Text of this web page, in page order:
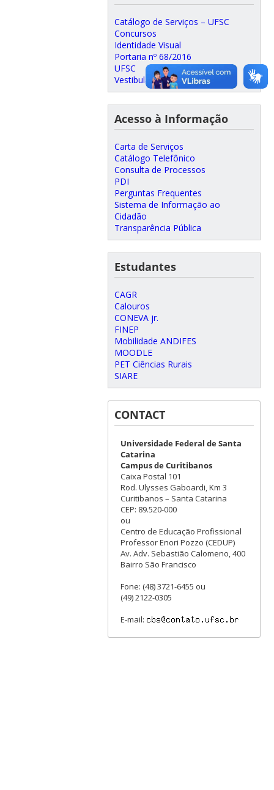
Catálogo de Serviços – UFSC
Concursos
Identidade Visual
Portaria nº 68/2016
UFSC
Vestibular
Acesso à Informação
Carta de Serviços
Catálogo Telefônico
Consulta de Processos
PDI
Perguntas Frequentes
Sistema de Informação ao
Cidadão
Transparência Pública
Estudantes
CAGR
Calouros
CONEVA jr.
FINEP
Mobilidade ANDIFES
MOODLE
PET Ciências Rurais
SIARE
CONTACT
Universidade Federal de Santa
Catarina
Campus de Curitibanos
Caixa Postal 101
Rod. Ulysses Gaboardi, Km 3
Curitibanos – Santa Catarina
CEP: 89.520-000
ou
Centro de Educação Profissional
Professor Enori Pozzo (CEDUP)
Av. Adv. Sebastião Calomeno, 400
Bairro São Francisco
Fone: (48) 3721-6455 ou
(49) 2122-0305
E-mail: